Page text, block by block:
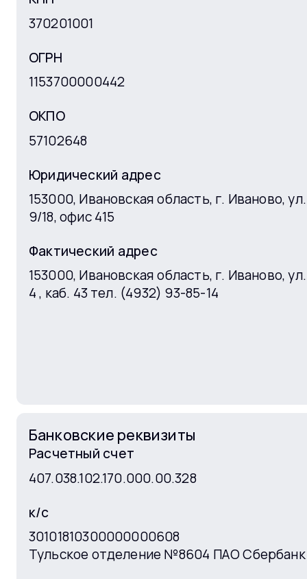
отчетность
(финансовая)
Бухгалтерский баланс на
Отчет о целевом
использовании средств
Отчет о финансовых
результатах за 2017 г.
за 2017 год
Отчет о финансовых
результатах за 2016 г.
370201001
ОГРН
1153700000442
ОКПО
57102648
Юридический адрес
153000, Ивановская область, г. Иваново,
9/18, офис 415
Фактический адрес
153000, Ивановская область, г. Иваново,
4 , каб. 43 тел. (4932) 93-85-14
Банковские реквизиты
Расчетный счет
407.038.102.170.000.00.328
к/с
30101810300000000608
Тульское отделение №8604 ПАО Сбербанк